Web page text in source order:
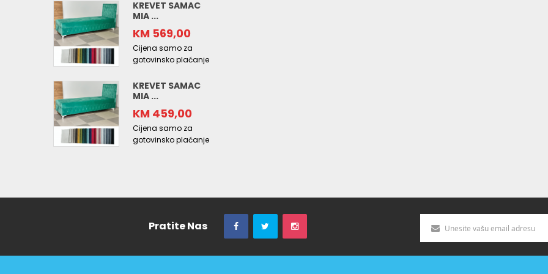
KREVET SAMAC
MIA ...
KM 569,00
Cijena samo za
gotovinsko plaćanje
KREVET SAMAC
MIA ...
KM 459,00
Cijena samo za
gotovinsko plaćanje
Pratite Nas